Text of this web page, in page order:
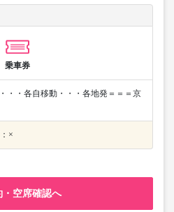
乗車券
・・各自移動・・・各地発＝＝＝京
×
・空席確認へ